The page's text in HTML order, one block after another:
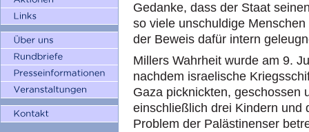
Gedanke, dass der Staat
so viele unschuldige
der Beweis dafür intern
Millers Wahrheit wurde am 9.
nachdem israelische
Gaza picknickten, geschossen
einschließlich drei Kindern und
Problem der Palästinenser